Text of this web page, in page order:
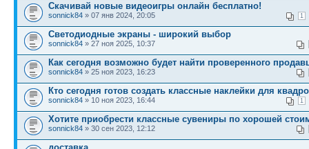
Скачивай новые видеоигры онлайн бесплатно!
1
sonnick84 » 07 янв 2024, 20:05
Светодиодные экраны - широкий выбор
sonnick84 » 27 ноя 2025, 10:37
Как сегодня возможно будет найти проверенного
sonnick84 » 25 ноя 2023, 16:23
Кто сегодня готов создать классные наклейки для
1
sonnick84 » 10 ноя 2023, 16:44
Хотите приобрести классные сувениры по хорошей
sonnick84 » 30 сен 2023, 12:12